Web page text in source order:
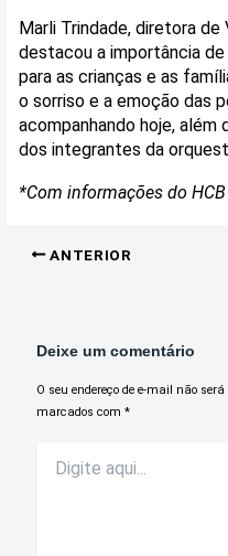
Marli Trindade, diretora de
destacou a importância
para as crianças e as
o sorriso e a emoção das
acompanhando hoje, além
dos integrantes da
*Com informações do HCB
ANTERIOR
Deixe um comentário
O seu endereço de e-mail não será
marcados com*
aqui...